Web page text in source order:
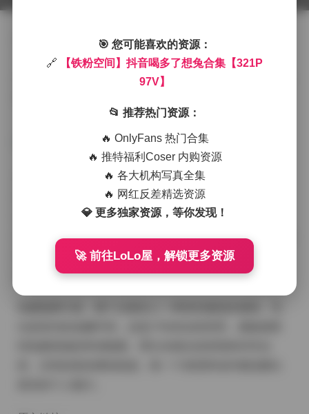
作为一名长期关注抖音美女博主的资深粉丝，最近发现
了一个令人惊喜的写真合集，忍不住要和大家分享。这
次整理的兔合集写真内容相当丰富，包含了321张高质量
从图片风格来看，这组写真的拍摄手法相当专业。摄影
师巧妙运用了自然光线和柔和的补光，让每一张照片都
呈现出温暖的色调。博主的造型搭配也很有心思，既有
清新的日常装扮，也有精致的时尚look。特别值得一提的
是，写真中的构图角度选择得恰到好处，既有全身的优
雅姿态，也有局部特写的细腻表达。
🎯 您可能喜欢的资源：
🔗
【铁粉空间】抖音喝多了想兔合集【321P
97V】
📂 推荐热门资源：
🔥 OnlyFans 热门合集
🔥 推特福利Coser 内购资源
🔥 各大机构写真全集
🔥 网红反差精选资源
💎 更多独家资源，等你发现！
🚀 前往LoLo屋，解锁更多资源